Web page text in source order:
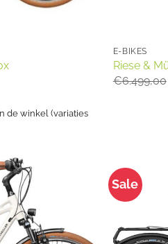
de winkel (variaties
E-BIKES
Riese &
€6.499,00
Sale